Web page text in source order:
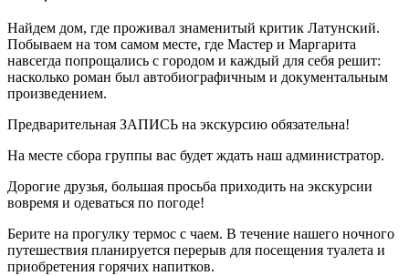
Найдем дом, где проживал знаменитый критик Латунский.
Побываем на том самом месте, где Мастер и Маргарита
навсегда попрощались с городом и каждый для себя решит:
насколько роман был автобиографичным и документальным
произведением.
Предварительная ЗАПИСЬ на экскурсию обязательна!
На месте сбора группы вас будет ждать наш администратор.
Дорогие друзья, большая просьба приходить на экскурсии
вовремя и одеваться по погоде!
Берите на прогулку термос с чаем. В течение нашего ночного
путешествия планируется перерыв для посещения туалета и
приобретения горячих напитков.